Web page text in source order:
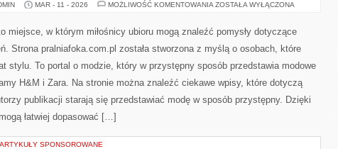
MAR - 11 - 2026 MOŻLIWOŚĆ KOMENTOWANIA BURBERRY
ZOSTAŁA WYŁĄCZONA
miejsce, w którym miłośnicy ubioru mogą znaleźć pomysły dotyczące
Strona pralniafoka.com.pl została stworzona z myślą o osobach, które
stylu. To portal o modzie, który w przystępny sposób przedstawia modowe
H&M i Zara. Na stronie można znaleźć ciekawe wpisy, które dotyczą
publikacji starają się przedstawiać modę w sposób przystępny. Dzięki
łatwiej dopasować […]
ARTYKUŁY SPONSOROWANE